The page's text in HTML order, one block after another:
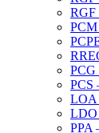
RGF
PCS
LOA
LDO
PPA